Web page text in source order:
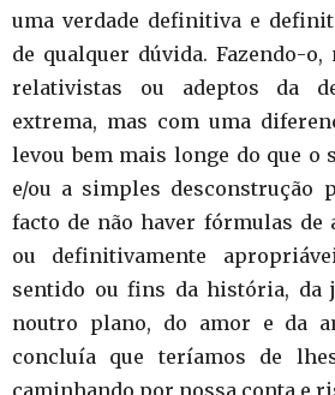
uma verdade definitiva e
de qualquer dúvida. Fazendo-
relativistas ou adeptos da
extrema, mas com uma
levou bem mais longe do que
e/ou a simples desconstrução
facto de não haver fórmulas de
ou definitivamente
sentido ou fins da história, da
noutro plano, do amor e da
concluía que teríamos de
caminhando por nossa conta e